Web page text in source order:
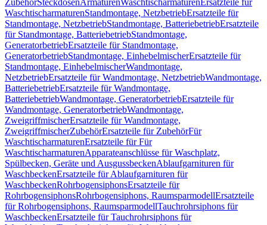
ZubehörSteckdosenArmaturenWaschtischarmaturen Ersatzteile für
WaschtischarmaturenStandmontage, NetzbetriebErsatzteile für
Standmontage, NetzbetriebStandmontage, BatteriebetriebErsatzteile
für Standmontage, BatteriebetriebStandmontage,
GeneratorbetriebErsatzteile für Standmontage,
GeneratorbetriebStandmontage, EinhebelmischerErsatzteile für
Standmontage, EinhebelmischerWandmontage,
NetzbetriebErsatzteile für Wandmontage, NetzbetriebWandmontage,
BatteriebetriebErsatzteile für Wandmontage,
BatteriebetriebWandmontage, GeneratorbetriebErsatzteile für
Wandmontage, GeneratorbetriebWandmontage,
ZweigriffmischerErsatzteile für Wandmontage,
ZweigriffmischerZubehörErsatzteile für ZubehörFür
WaschtischarmaturenErsatzteile für Für
WaschtischarmaturenApparateanschlüsse für Waschplatz,
Spülbecken, Geräte und AusgussbeckenAblaufgarnituren für
WaschbeckenErsatzteile für Ablaufgarnituren für
WaschbeckenRohrbogensiphonsErsatzteile für
RohrbogensiphonsRohrbogensiphons, RaumsparmodellErsatzteile
für Rohrbogensiphons, RaumsparmodellTauchrohrsiphons für
WaschbeckenErsatzteile für Tauchrohrsiphons für